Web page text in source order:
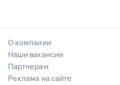
О компании
Наши вакансии
Партнерам
Реклама на сайте